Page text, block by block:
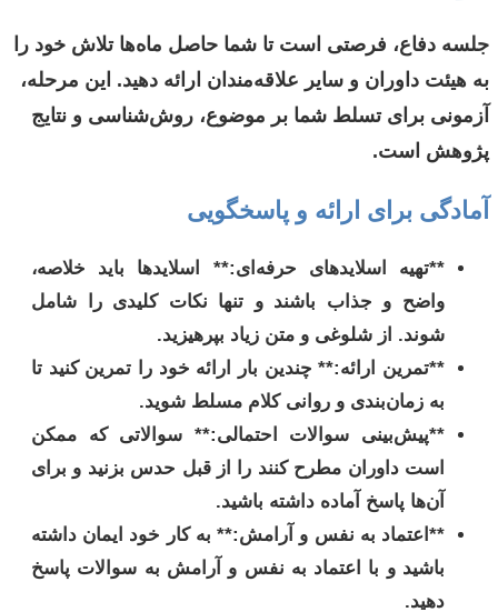
جلسه دفاع، فرصتی است تا شما حاصل ماه‌ها تلاش خود را
به هیئت داوران و سایر علاقه‌مندان ارائه دهید. این مرحله،
آزمونی برای تسلط شما بر موضوع، روش‌شناسی و نتایج
پژوهش است.
آمادگی برای ارائه و پاسخگویی
**تهیه اسلاید‌های حرفه‌ای:** اسلاید‌ها باید خلاصه،
واضح و جذاب باشند و تنها نکات کلیدی را شامل
شوند. از شلوغی و متن زیاد بپرهیزید.
**تمرین ارائه:** چندین بار ارائه خود را تمرین کنید تا
به زمان‌بندی و روانی کلام مسلط شوید.
**پیش‌بینی سوالات احتمالی:** سوالاتی که ممکن
است داوران مطرح کنند را از قبل حدس بزنید و برای
آن‌ها پاسخ آماده داشته باشید.
**اعتماد به نفس و آرامش:** به کار خود ایمان داشته
باشید و با اعتماد به نفس و آرامش به سوالات پاسخ
دهید.